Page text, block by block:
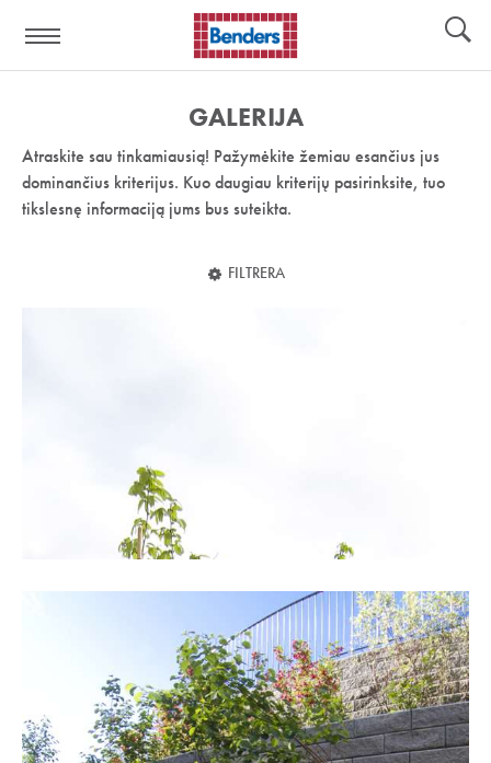
nuoroda:
GALERIJA
Atraskite sau tinkamiausią! Pažymėkite žemiau esančius jus
dominančius kriterijus. Kuo daugiau kriterijų pasirinksite, tuo
tikslesnę informaciją jums bus suteikta.
FILTRERA